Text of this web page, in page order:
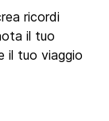
ricordi
il tuo
il tuo viaggio